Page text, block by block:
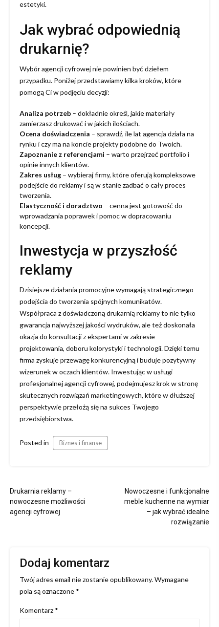
estetyki.
Jak wybrać odpowiednią
drukarnię?
Wybór agencji cyfrowej nie powinien być dziełem
przypadku. Poniżej przedstawiamy kilka kroków, które
pomogą Ci w podjęciu decyzji:
Analiza potrzeb – dokładnie określ, jakie materiały
zamierzasz drukować i w jakich ilościach.
Ocena doświadczenia – sprawdź, ile lat agencja działa na
rynku i czy ma na koncie projekty podobne do Twoich.
Zapoznanie z referencjami – warto przejrzeć portfolio i
opinie innych klientów.
Zakres usług – wybieraj firmy, które oferują kompleksowe
podejście do reklamy i są w stanie zadbać o cały proces
tworzenia.
Elastyczność i doradztwo – cenna jest gotowość do
wprowadzania poprawek i pomoc w dopracowaniu
koncepcji.
Inwestycja w przyszłość
reklamy
Dzisiejsze działania promocyjne wymagają strategicznego
podejścia do tworzenia spójnych komunikatów.
Współpraca z doświadczoną drukarnią reklamy to nie tylko
gwarancja najwyższej jakości wydruków, ale też doskonała
okazja do konsultacji z ekspertami w zakresie
projektowania, doboru kolorystyki i technologii. Dzięki temu
firma zyskuje przewagę konkurencyjną i buduje pozytywny
wizerunek w oczach klientów. Inwestując w usługi
profesjonalnej agencji cyfrowej, podejmujesz krok w stronę
skutecznych rozwiązań marketingowych, które w dłuższej
perspektywie przełożą się na sukces Twojego
przedsiębiorstwa.
Posted in Biznes i finanse
Nawigacja
wpisu
Drukarnia reklamy –
nowoczesne możliwości
agencji cyfrowej
Nowoczesne i funkcjonalne
meble kuchenne na wymiar
– jak wybrać idealne
rozwiązanie
Dodaj komentarz
Twój adres email nie zostanie opublikowany.Wymagane
pola są oznaczone *
Komentarz *